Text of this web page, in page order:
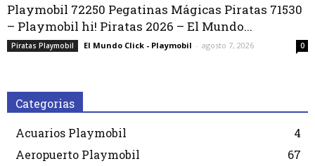
Playmobil 72250 Pegatinas Mágicas Piratas 71530
– Playmobil hi! Piratas 2026 – El Mundo...
Piratas Playmobil El Mundo Click - Playmobil - agosto 7, 2026 0
Categorias
Acuarios Playmobil
4
Aeropuerto Playmobil
67